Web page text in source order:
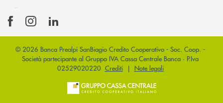
© 2026 Banca Prealpi SanBiagio Credito Cooperativo - Soc. Coop. -
Società partecipante al Gruppo IVA Cassa Centrale Banca · P.Iva
02529020220 Crediti| Note legali